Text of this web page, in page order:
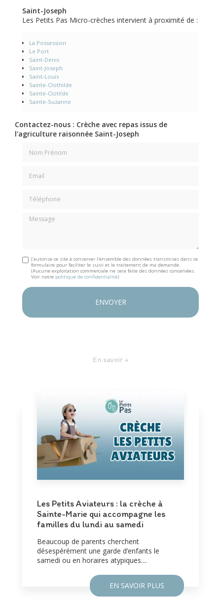
Saint-Joseph
Les Petits Pas Micro-crèches intervient à proximité de :
La Possession
Le Port
Saint-Denis
Saint-Joseph
Saint-Louis
Sainte-Clothilde
Sainte-Clotilde
Sainte-Suzanne
Contactez-nous : Crèche avec repas issus de
l'agriculture raisonnée Saint-Joseph
Message
J'autorise ce site à conserver l'ensemble des données transmises dans ce
formulaire pour faciliter le suivi et le traitement de ma demande.
(Aucune exploitation commerciale ne sera faite des données concervées.
Voir notre politique de confidentialité)
En savoir +
Les Petits Aviateurs : la crèche à
Sainte-Marie qui accompagne les
familles du lundi au samedi
Beaucoup de parents cherchent
désespérément une garde d’enfants le
samedi ou en horaires atypiques....
EN SAVOIR PLUS